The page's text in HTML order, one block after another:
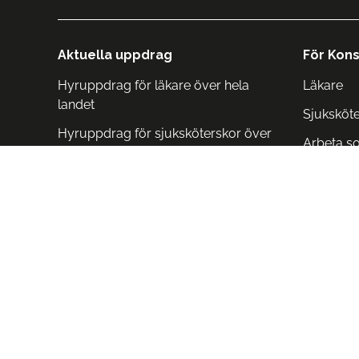
Aktuella uppdrag
Hyruppdrag för läkare över hela
landet
Hyruppdrag för sjuksköterskor över
För
Läkare
Arbeta